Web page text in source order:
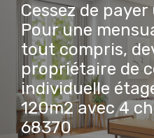
Cessez de
Pour une
tout compris,
propriétaire de
individuelle
120m2 avec 4
68370